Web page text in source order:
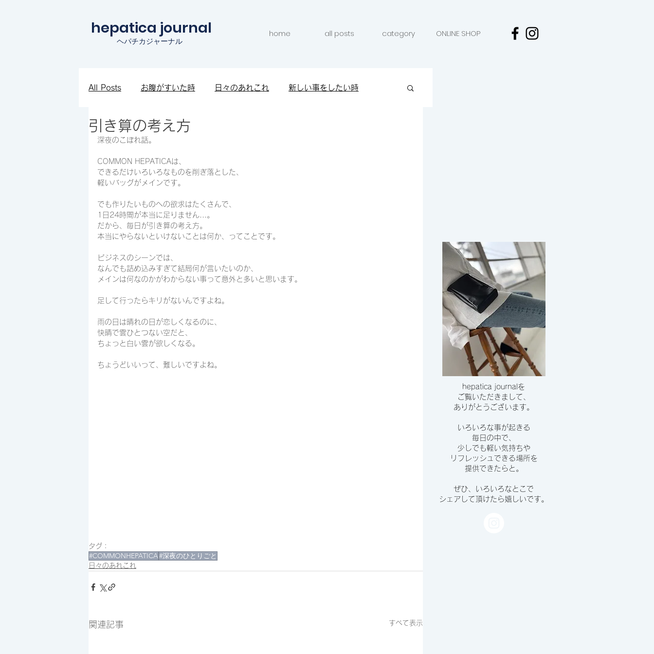
ヘパチカジャーナル
home all posts category ONLINE SHOP
hepatica journal
All Posts お腹がすいた時 日々のあれこれ 新しい事をしたい時
知見を広めたい時
引き算の考え方
深夜のこぼれ話。
COMMON HEPATICAは、
できるだけいろいろなものを削ぎ落とした、
軽いバッグがメインです。
でも作りたいものへの欲求はたくさんで、
1日24時間が本当に足りません...。
だから、毎日が引き算の考え方。
本当にやらないといけないことは何か、ってことです。
ビジネスのシーンでは、
なんでも詰め込みすぎて結局何が言いたいのか、
メインは何なのかがわからない事って意外と多いと思います。
足して行ったらキリがないんですよね。
雨の日は晴れの日が恋しくなるのに、
快晴で雲ひとつない空だと、
ちょっと白い雲が欲しくなる。
ちょうどいいって、難しいですよね。
タグ：
#COMMONHEPATICA#深夜のひとりごと
日々のあれこれ
関連記事 すべて表示
hepatica journalを
ご覧いただきまして、
​ありがとうございます。
いろいろな事が起きる
毎日の中で、
少しでも軽い気持ちや
リフレッシュできる場所を
提供できたらと。
ぜひ、いろいろなとこで
シェアして頂けたら嬉しいです。